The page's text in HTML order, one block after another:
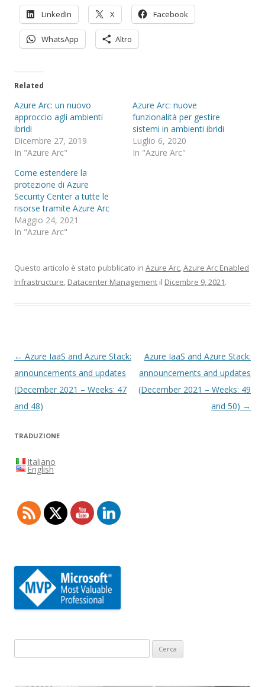
LinkedIn X Facebook
WhatsApp Altro
Related
Azure Arc: un nuovo
approccio agli ambienti
ibridi
Dicembre 27, 2019
In "Azure Arc"
Azure Arc: nuove
funzionalità per gestire
sistemi in ambienti ibridi
Luglio 6, 2020
In "Azure Arc"
Come estendere la
protezione di Azure
Security Center a tutte le
risorse tramite Azure Arc
Maggio 24, 2021
In "Azure Arc"
Questo articolo è stato pubblicato in Azure Arc,Azure Arc Enabled
Infrastructure, Datacenter Management il Dicembre 9, 2021.
Navigazione
articolo
← Azure IaaS and Azure Stack:
announcements and updates
(December 2021 – Weeks: 47
and 48)
Azure IaaS and Azure Stack:
announcements and updates
(December 2021 – Weeks: 49
and 50) →
TRADUZIONE
Italiano
English
per: